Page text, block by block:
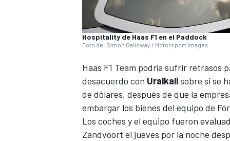
Hospitality de Haas F1 en el Paddock
Foto de: Simon Galloway / Motorsport Images
Haas F1 Team podría sufrir retrasos
desacuerdo con Uralkalisobre si se
de dólares, después de que la
embargar los bienes del equipo de
Los coches y el equipo fueron
Zandvoort el jueves por la noche